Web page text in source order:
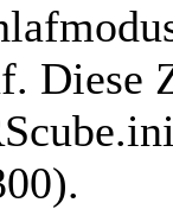
Diese